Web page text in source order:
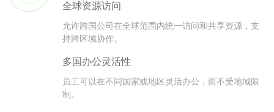
全球资源访问
允许跨国公司在全球范围内统一访问和共享资源，支
持跨区域协作。
多国办公灵活性
员工可以在不同国家或地区灵活办公，而不受地域限
制。